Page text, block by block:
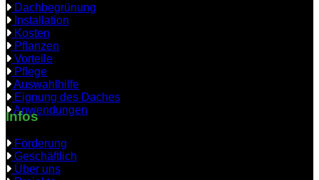
Dachbegrünung
Installation
Kosten
Pflanzen
Vorteile
Pflege
Auswahlhilfe
Eignung des Daches
Anwendungen
Infos
Förderung
Geschäftlich
Über uns